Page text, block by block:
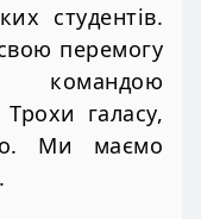
студентів.
перемогу
галасу,
Ми маємо